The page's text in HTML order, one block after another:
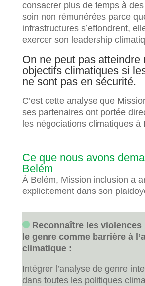
consacrer plus de temps à
soin non rémunérées parce
infrastructures s’effondrent,
exercer son leadership
On ne peut pas atteindre
objectifs climatiques si
ne sont pas en sécurité.
C’est cette analyse que
ses partenaires ont portée
les négociations climatiques à
Ce que nous avons
Belém
À Belém, Mission inclusion a
explicitement dans son
Reconnaître les violences
le genre comme barrière à
climatique :
Intégrer l’analyse de genre
dans toutes les politiques